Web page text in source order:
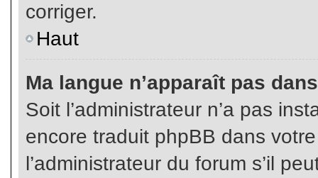
corriger.
Haut
Ma langue n’apparaît pas
Soit l’administrateur n’a pas
encore traduit phpBB dans
l’administrateur du forum s’il